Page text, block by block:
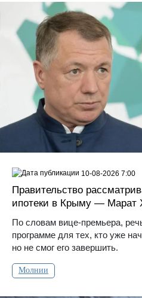
Правительство
ипотеки в Крыму — Марат
По словам вице-премьера,
программе для тех, кто уже
но не смог его завершить.
Молнии
10-08-2026 7:00